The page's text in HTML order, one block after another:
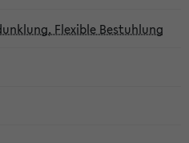
Flexible Bestuhlung